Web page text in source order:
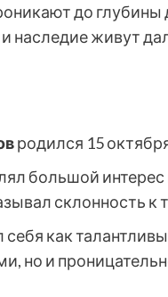
до глубины
наследие живут
родился 15
большой
склонность к
как
но и